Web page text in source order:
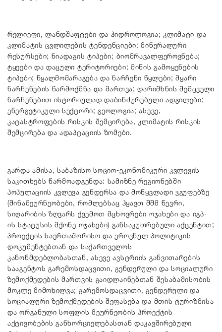
რელიეფი, ლანდშაფტები და ჰიდროლოგია; კლიმატი და
კლიმატის ცვლილების ტენდენციები; მინერალური
რესურსები; ნიადაგის ტიპები; ბიომრავალფეროვნება;
ტყეები და დაცული ტერიტორიები; მიწის გამოყენების
ტიპები; წყალმომარაგება და ნარჩენი წყლები; მყარი
ნარჩენების წარმოქმნა და მართვა; დარიშხნის შემცველი
ნარჩენებით ისტორიულად დაბინძურებული ადგილები;
ენერგეტიკული სექტორი; გეოლოგია; ასევე,
კატასტროფების რისკის შემცირება, კლიმატის რისკის
შემცირება და ადაპტაციის ზომები.
გარდა ამისა, საბაზისო სოციო-ეკონომიკური კვლევის
საკითხებს წარმოადგენდა: სამიზნე რეგიონებში
პოპულაციის კვლევა გენდერსა და მოწყვლადი ჯგუფებზე
(შინამეურნეობები, რომლებსაც ჰყავთ შშმ წევრი,
სიღარიბის ზღვარს ქვემოთ მცხოვრები ოჯახები და იგპ-
ის სტატუსის მქონე ოჯახები) განსაკუთრებული აქცენტით;
პროექტის საერთაშორისო და ეროვნულ პოლიტიკის
დოკუმენტებთან და საქართველოს
კანონმდებლობასთან, ასევე ავსტრიის განვითარების
სააგენტოს გარემოსდაცვითი, გენდერული და სოციალური
ზემოქმედების მართვის გაიდლაინებთან შესაბამისობის
მოკლე მიმოხილვა; გარემოსდაცვითი, გენდერული და
სოციალური ზემოქმედების შეფასება და მთის ტურიზმისა
და ორგანული სოფლის მეურნეობის პროექტის
აქტივობების განხორციელებასთან დაკავშირებული